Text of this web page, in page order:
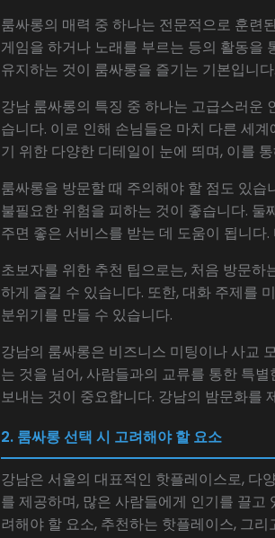
룸싸롱의 매력 중 하나는 전문적으로 훈련
게임을 하거나 노래를 부르는 등의 활동을
유지하는 것이 룸싸롱을 즐기는 기본입니다.
강남 룸싸롱의 특징 중 하나는 고급스러운
습니다. 이로 인해 손님들은 마치 다른 세
기 위한 다양한 디테일이 눈에 띄며, 이를
룸싸롱을 방문할 때 주의해야 할 점도 있
불필요한 위험을 피하는 것이 좋습니다.
주면 좋은 서비스를 받는 데 도움이 됩니
초보자를 위한 추천 팁으로는, 처음 방문
하게 즐길 수 있습니다. 또한, 대화 주제를
분위기를 만들 수 있습니다.
강남의 룸싸롱은 비즈니스 미팅이나 사교
는 것을 넘어, 사람들과의 교류를 통한 특
보내는 것이 중요합니다. 강남의 밤문화를
2. 룸싸롱 선택 시 고려해야 할 요소
강남은 서울의 대표적인 핫플레이스로, 다
를 제공하며, 많은 사람들에게 인기를 끌
려해야 할 요소, 추천하는 핫플레이스, 그